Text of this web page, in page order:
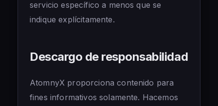
servicio específico a menos que se
indique explícitamente.
Descargo de responsabilidad
AtomnyX proporciona contenido para
fines informativos solamente. Hacemos